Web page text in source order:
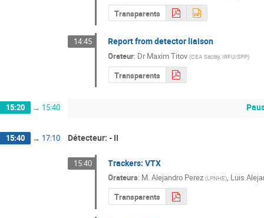
Transparents
14:45 Report from detector liaison
Orateur: DrMaxim Titov (CEA Saclay, IRFU/SPP)
Transparents
15:20 → 15:40
15:40 → 17:10 Détecteur: - II
15:40 Trackers: VTX
Orateurs: M.Alejandro Perez (LPNHE), Luis
Transparents